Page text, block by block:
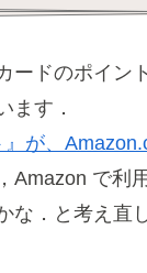
ードのポイン
ます．
』が、
Amazon で利
な．と考え直